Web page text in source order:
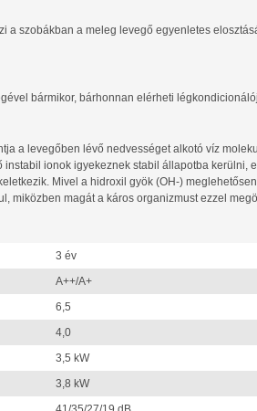
a szobákban a meleg levegő egyenletes
bármikor, bárhonnan elérheti
a levegőben lévő nedvességet alkotó víz
ionok igyekeznek stabil állapotba kerülni,
Mivel a hidroxil gyök (OH-)
miközben magát a káros organizmust ezzel
3 év
A++/A+
6,5
4,0
3,5 kW
3,8 kW